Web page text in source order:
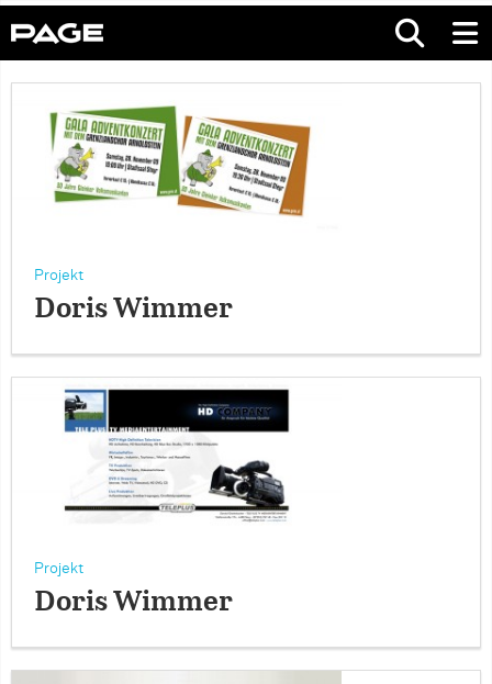
Projekt
Doris Wimmer
Projekt
Doris Wimmer